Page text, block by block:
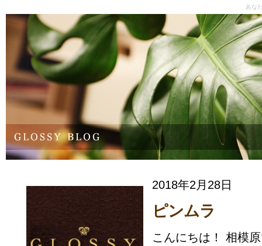
あな
2018年2月28日
ピンムラ
こんにちは！ 相模